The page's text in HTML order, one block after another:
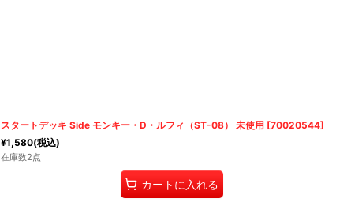
スタートデッキ Side モンキー・D・ルフィ（ST-08） 未使用 [70020544]
¥1,580(税込)
在庫数2点
カートに入れる